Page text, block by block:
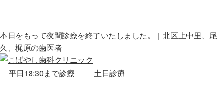
本日をもって夜間診療を終了いたしました。｜北区上中里、尾
久、梶原の歯医者
平日18:30まで診療
土日診療